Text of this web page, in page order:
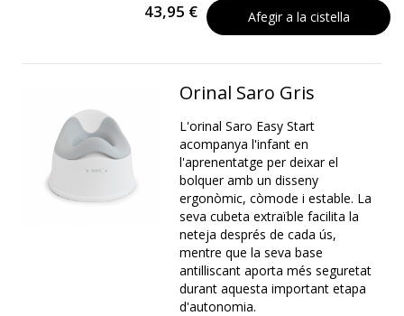
43,95 € Afegir a la cistella
Orinal Saro Gris
L'orinal Saro Easy Start
acompanya l'infant en
l'aprenentatge per deixar el
bolquer amb un disseny
ergonòmic, còmode i estable. La
seva cubeta extraïble facilita la
neteja després de cada ús,
mentre que la seva base
antilliscant aporta més seguretat
durant aquesta important etapa
d'autonomia.